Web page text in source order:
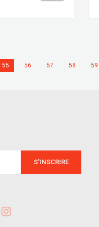
55 56 57 58 59